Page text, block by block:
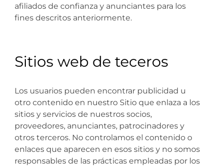
afiliados de confianza y anunciantes para los
fines descritos anteriormente.
Sitios web de teceros
Los usuarios pueden encontrar publicidad u
otro contenido en nuestro Sitio que enlaza a los
sitios y servicios de nuestros socios,
proveedores, anunciantes, patrocinadores y
otros terceros. No controlamos el contenido o
enlaces que aparecen en esos sitios y no somos
responsables de las prácticas empleadas por los